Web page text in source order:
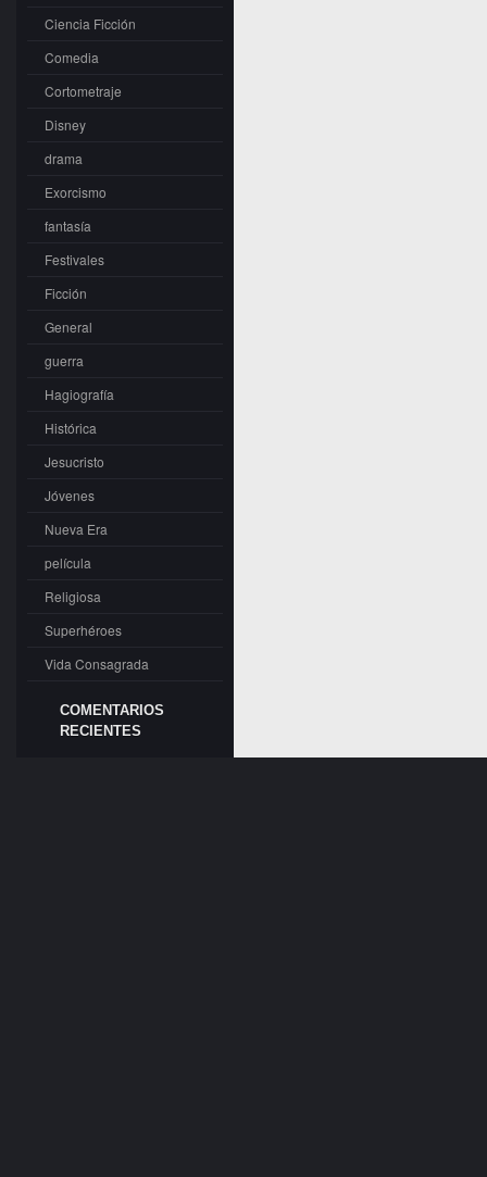
Ciencia Ficción
Comedia
Cortometraje
Disney
drama
Exorcismo
fantasía
Festivales
Ficción
General
guerra
Hagiografía
Histórica
Jesucristo
Jóvenes
Nueva Era
película
Religiosa
Superhéroes
Vida Consagrada
COMENTARIOS
RECIENTES